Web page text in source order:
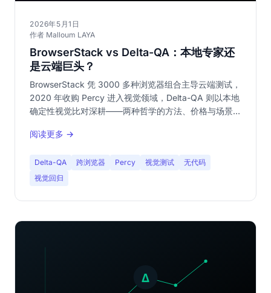
2026年5月1日
作者 Malloum LAYA
BrowserStack vs Delta-QA：本地专家还
是云端巨头？
BrowserStack 凭 3000 多种浏览器组合主导云端测试，
2020 年收购 Percy 进入视觉领域，Delta-QA 则以本地
确定性视觉比对深耕——两种哲学的方法、价格与场景对
阅读更多 →
Delta-QA 跨浏览器 Percy 视觉测试
无代码
视觉回归